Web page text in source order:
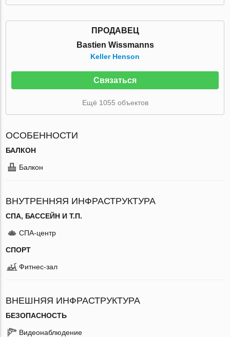
ПРОДАВЕЦ
Bastien Wissmanns
Keller Henson
Связаться
Ещё 1055 объектов
ОСОБЕННОСТИ
БАЛКОН
Балкон
ВНУТРЕННЯЯ ИНФРАСТРУКТУРА
СПА, БАССЕЙН И Т.П.
СПА-центр
СПОРТ
Фитнес-зал
ВНЕШНЯЯ ИНФРАСТРУКТУРА
БЕЗОПАСНОСТЬ
Видеонаблюдение